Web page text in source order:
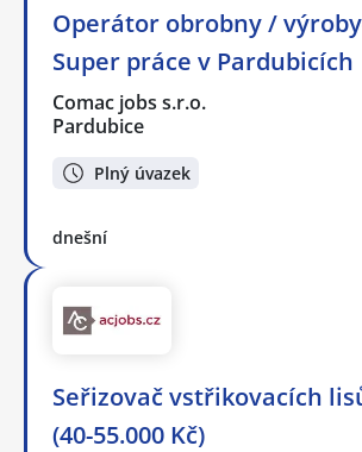
Operátor obrobny /
Super práce v Pardubicích
Comac jobs s.r.o.
Pardubice
Plný úvazek
dnešní
Seřizovač vstřikovacích
(40-55.000 Kč)